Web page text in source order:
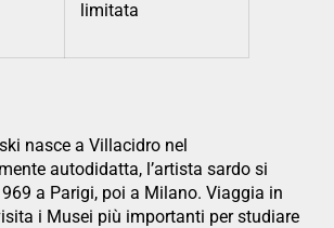
limitata
nasce a Villacidro nel
autodidatta, l’artista sardo si
a Parigi, poi a Milano. Viaggia in
i Musei più importanti per studiare